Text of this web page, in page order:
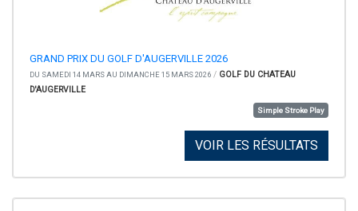
GRAND PRIX DU GOLF D'AUGERVILLE 2026
DU SAMEDI 14 MARS AU DIMANCHE 15 MARS 2026 / GOLF DU CHATEAU
D'AUGERVILLE
Simple Stroke Play
VOIR LES RÉSULTATS